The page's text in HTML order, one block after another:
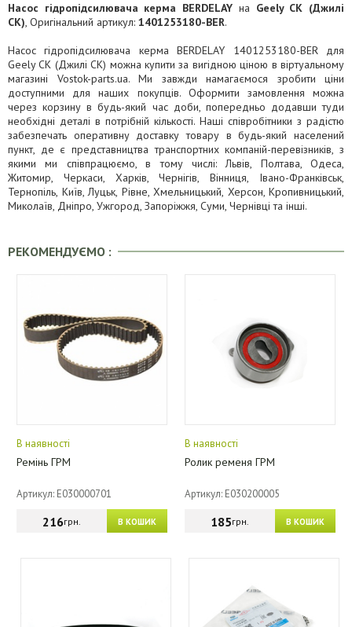
Насос гідропідсилювача керма BERDELAY на Geely CK (Джилі
СК), Оригінальний артикул: 1401253180-BER.
Насос гідропідсилювача керма BERDELAY 1401253180-BER для
Geely CK (Джилі СК) можна купити за вигідною ціною в віртуальному
магазині Vostok-parts.ua. Ми завжди намагаємося зробити ціни
доступними для наших покупців. Оформити замовлення можна
через корзину в будь-який час доби, попередньо додавши туди
необхідні деталі в потрібній кількості. Наші співробітники з радістю
забезпечать оперативну доставку товару в будь-який населений
пункт, де є представництва транспортних компаній-перевізників, з
якими ми співпрацюємо, в тому числі: Львів, Полтава, Одеса,
Житомир, Черкаси, Харків, Чернігів, Вінниця, Івано-Франківськ,
Тернопіль, Київ, Луцьк, Рівне, Хмельницький, Херсон, Кропивницький,
Миколаїв, Дніпро, Ужгород, Запоріжжя, Суми, Чернівці та інші.
РЕКОМЕНДУЄМО :
В наявності
Ремінь ГРМ
Артикул: E030000701
В КОШИК
216грн.
В наявності
Ролик ременя ГРМ
Артикул: E030200005
В КОШИК
185грн.